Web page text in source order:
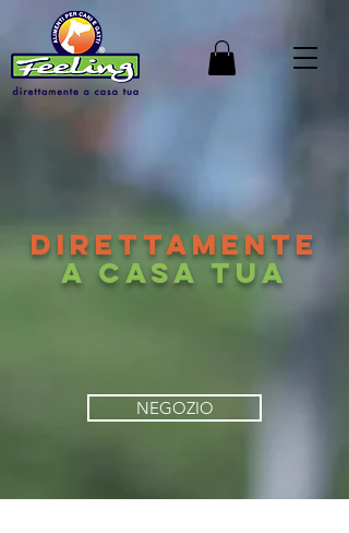
DIRETTAMENTE
A CASA TUA
NEGOZIO